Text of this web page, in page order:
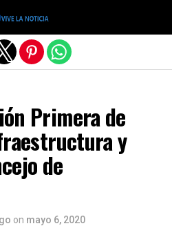
Primera de
y
de
on mayo 6, 2020
versión móvil